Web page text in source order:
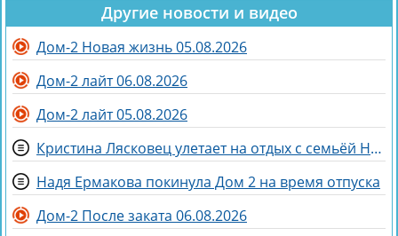
Другие новости и видео
Дом-2 Новая жизнь 05.08.2026
Дом-2 лайт 06.08.2026
Дом-2 лайт 05.08.2026
Кристина Лясковец улетает на отдых с семьёй Никиты Гуранды
Надя Ермакова покинула Дом 2 на время отпуска
Дом-2 После заката 06.08.2026